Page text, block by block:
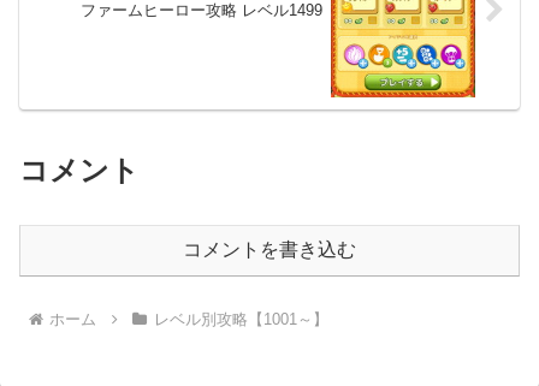
ファームヒーロー攻略 レベル1499
コメント
コメントを書き込む
ホーム レベル別攻略【1001～】